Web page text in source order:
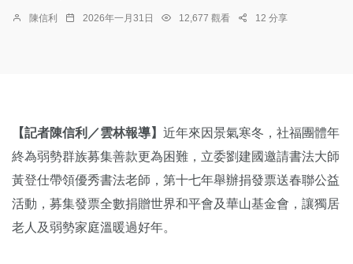
陳信利 2026年一月31日 12,677 觀看 12 分享
【記者陳信利／雲林報導】 近年來因景氣寒冬，社福團體年
終為弱勢群族募集善款更為困難，立委劉建國邀請書法大師
黃登仕帶領優秀書法老師，第十七年舉辦捐發票送春聯公益
活動，募集發票全數捐贈世界和平會及華山基金會，讓獨居
老人及弱勢家庭溫暖過好年。